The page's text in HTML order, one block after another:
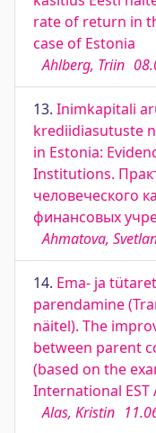
rate of return in
case of Estonia
Ahlberg, Triin
13. Inimkapitali
krediidiasutuste
in Estonia:
Institutions.
человеческого
финансовых
Ahmatova,
14. Ema- ja
parendamine
näitel). The
between parent
(based on the
International EST
Alas, Kristin